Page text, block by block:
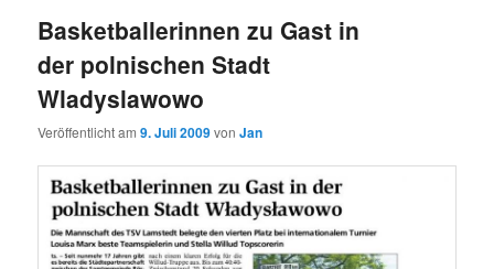
Basketballerinnen zu Gast in
der polnischen Stadt
Wladyslawowo
Veröffentlicht am9. Juli 2009vonJan